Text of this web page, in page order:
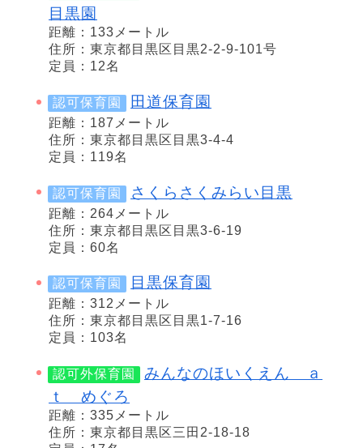
目黒園
距離：133メートル
住所：東京都目黒区目黒2-2-9-101号
定員：12名
認可保育園 田道保育園
距離：187メートル
住所：東京都目黒区目黒3-4-4
定員：119名
認可保育園 さくらさくみらい目黒
距離：264メートル
住所：東京都目黒区目黒3-6-19
定員：60名
認可保育園 目黒保育園
距離：312メートル
住所：東京都目黒区目黒1-7-16
定員：103名
認可外保育園
みんなのほいくえん ａ
ｔ めぐろ
距離：335メートル
住所：東京都目黒区三田2-18-18